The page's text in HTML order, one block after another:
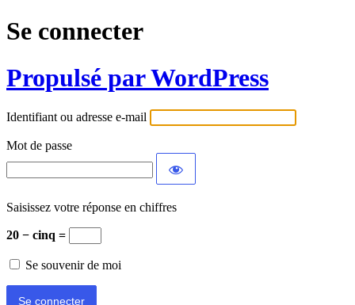
Se connecter
Propulsé par WordPress
Identifiant ou adresse e-mail
Mot de passe
Saisissez votre réponse en chiffres
20 − cinq =
Se souvenir de moi